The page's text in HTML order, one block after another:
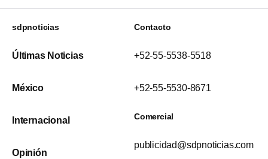
sdpnoticias
Últimas Noticias
México
Internacional
Opinión
Contacto
+52-55-5538-5518
+52-55-5530-8671
Comercial
publicidad@sdpnoticias.com